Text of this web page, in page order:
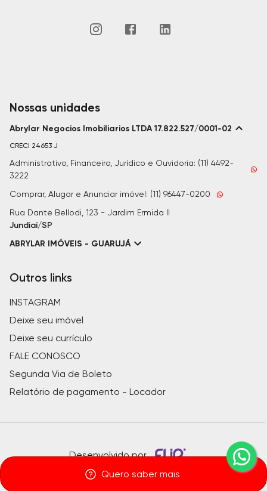
Quero saber mais
Nossas unidades
Abrylar Negocios Imobiliarios LTDA 17.822.527/0001-02
CRECI 24653 J
Administrativo, Financeiro, Jurídico e Ouvidoria: (11) 4492-
3222
Comprar, Alugar e Anunciar imóvel: (11) 96447-0200
Rua Dante Bellodi, 123 - Jardim Ermida II
Jundiaí/SP
ABRYLAR IMÓVEIS - GUARUJÁ
Outros links
INSTAGRAM
Deixe seu imóvel
Deixe seu currículo
FALE CONOSCO
Segunda Via de Boleto
Relatório de pagamento - Locador
Desenvolvido por